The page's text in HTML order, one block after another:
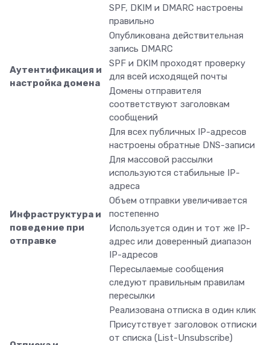
Аутентификация и
настройка домена
SPF, DKIM и DMARC настроены
правильно
Опубликована действительная
запись DMARC
SPF и DKIM проходят проверку
для всей исходящей почты
Домены отправителя
соответствуют заголовкам
сообщений
Для всех публичных IP-адресов
настроены обратные DNS-записи
Инфраструктура и
поведение при
отправке
Для массовой рассылки
используются стабильные IP-
адреса
Объем отправки увеличивается
постепенно
Используется один и тот же IP-
адрес или доверенный диапазон
IP-адресов
Пересылаемые сообщения
следуют правильным правилам
пересылки
Реализована отписка в один клик
Присутствует заголовок отписки
от списка (List-Unsubscribe)